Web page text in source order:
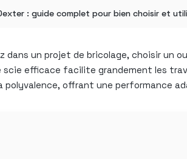
: guide complet pour bien choisir et
dans un projet de bricolage, choisir un
scie efficace facilite grandement les
polyvalence, offrant une performance